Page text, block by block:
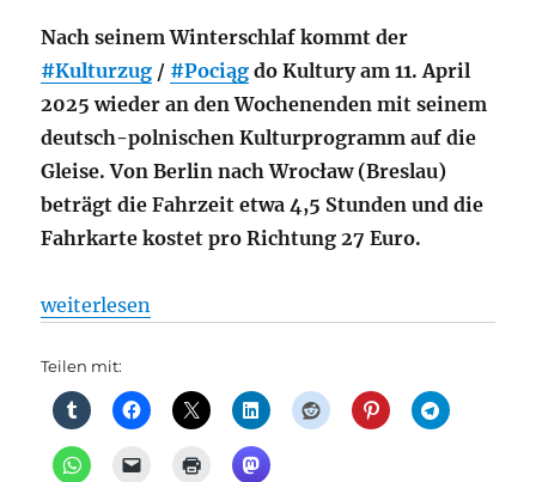
Nach seinem Winterschlaf kommt der
#Kulturzug / #Pociąg do Kultury am 11. April
2025 wieder an den Wochenenden mit seinem
deutsch-polnischen Kulturprogramm auf die
Gleise. Von Berlin nach Wrocław (Breslau)
beträgt die Fahrzeit etwa 4,5 Stunden und die
Fahrkarte kostet pro Richtung 27 Euro.
„Regionalverkehr: 10 Jahre Kulturzug / Pociąg do
weiterlesen
Teilen mit: